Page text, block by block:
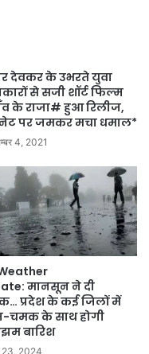
देवकर के उभरते युवा
से सजी शॉर्ट फिल्म
के राजा# हुआ रिलीज,
पर जमकर मचा धमाल*
4, 2021
मानसून ने दी
प्रदेश के कई जिलों में
चमक के साथ होगी
बारिश
2024